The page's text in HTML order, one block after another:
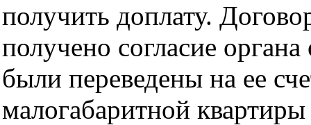
получить доплату.
получено согласие
были переведены на ее
малогабаритной